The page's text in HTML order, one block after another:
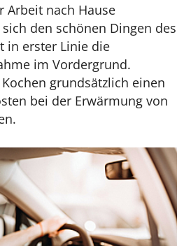
Arbeit nach Hause
den schönen Dingen des
in erster Linie die
im Vordergrund.
grundsätzlich einen
bei der Erwärmung von